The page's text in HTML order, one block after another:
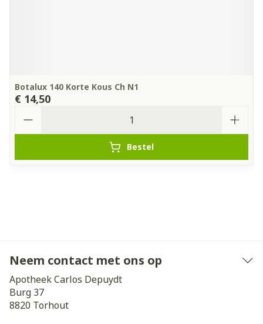
Botalux 140 Korte Kous Ch N1
€ 14,50
Bestel
Neem contact met ons op
Apotheek Carlos Depuydt
Burg 37
8820 Torhout